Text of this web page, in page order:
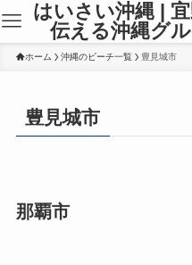
はいさい沖縄 |
伝える沖縄グ
ホーム 沖縄のビーチ一覧 豊見城市
豊見城市
那覇市